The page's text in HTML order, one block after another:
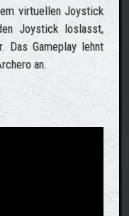
virtuellen Joystick
Joystick loslasst,
Das Gameplay lehnt
an.